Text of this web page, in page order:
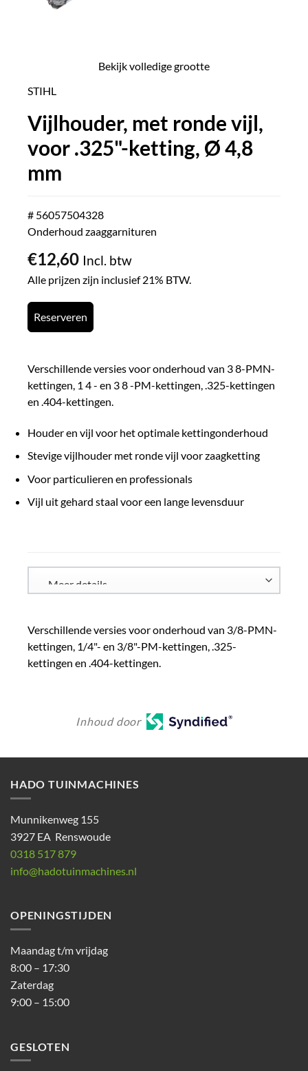
Bekijk volledige grootte
STIHL
Vijlhouder, met ronde vijl,
voor .325"-ketting, Ø 4,8
mm
# 56057504328
Onderhoud zaaggarnituren
€12,60 Incl. btw
Alle prijzen zijn inclusief 21% BTW.
Reserveren
Verschillende versies voor onderhoud van 3 8-PMN-
kettingen, 1 4 - en 3 8 -PM-kettingen, .325-kettingen
en .404-kettingen.
Houder en vijl voor het optimale kettingonderhoud
Stevige vijlhouder met ronde vijl voor zaagketting
Voor particulieren en professionals
Vijl uit gehard staal voor een lange levensduur
Verschillende versies voor onderhoud van 3/8-PMN-
kettingen, 1/4"- en 3/8"-PM-kettingen, .325-
kettingen en .404-kettingen.
Inhoud door
HADO TUINMACHINES
Munnikenweg 155
3927 EA Renswoude
0318 517 879
info@hadotuinmachines.nl
OPENINGSTIJDEN
Maandag t/m vrijdag
8:00 – 17:30
Zaterdag
9:00 – 15:00
GESLOTEN